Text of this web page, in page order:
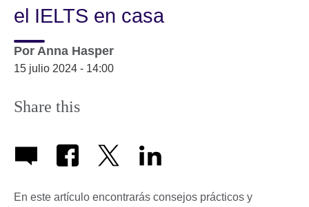
el IELTS en casa
Por Anna Hasper
15 julio 2024 - 14:00
Share this
En este artículo encontrarás consejos prácticos y